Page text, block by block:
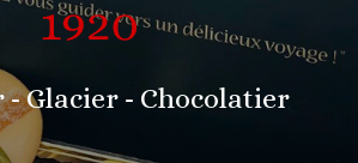
- Glacier - Chocolatier